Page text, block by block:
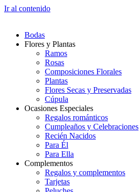
Ir al contenido
Bodas
Flores y Plantas
Ramos
Rosas
Composiciones Florales
Plantas
Flores Secas y Preservadas
Cúpula
Ocasiones Especiales
Regalos románticos
Cumpleaños y Celebraciones
Recién Nacidos
Para Él
Para Ella
Complementos
Regalos y complementos
Tarjetas